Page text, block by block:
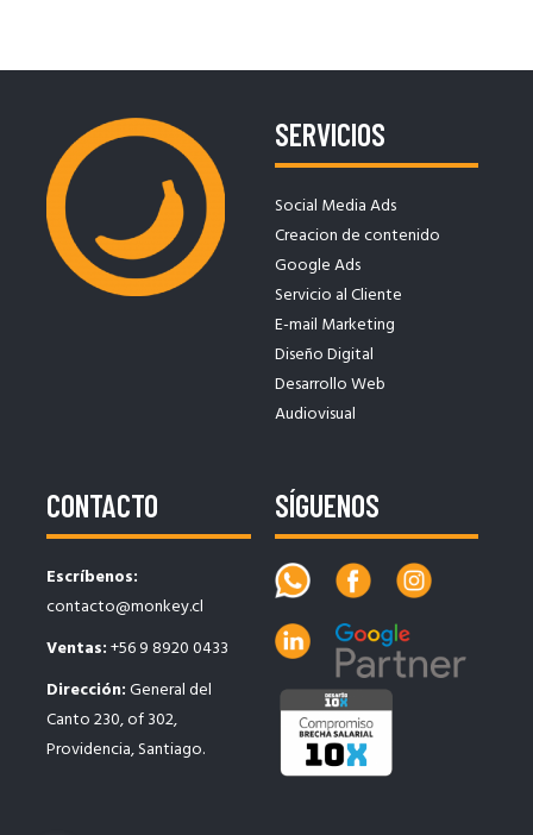
SERVICIOS
Social Media Ads
Creacion de contenido
Google Ads
Servicio al Cliente
E-mail Marketing
Diseño Digital
Desarrollo Web
Audiovisual
CONTACTO
Escríbenos:
contacto@monkey.cl
Ventas:+56 9 8920 0433
Dirección:General del
Canto 230, of 302,
Providencia, Santiago.
SÍGUENOS